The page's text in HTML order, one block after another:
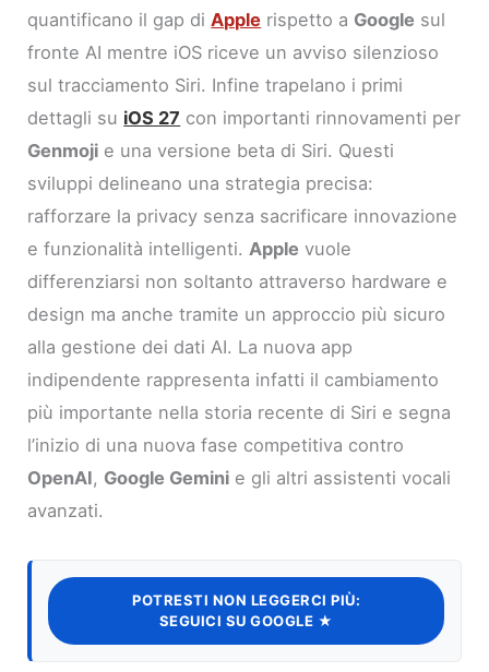
quantificano il gap diApple rispetto a Google sul
fronte AI mentre iOS riceve un avviso silenzioso
sul tracciamento Siri. Infine trapelano i primi
dettagli su iOS 27 con importanti rinnovamenti per
Genmoji e una versione beta di Siri. Questi
sviluppi delineano una strategia precisa:
rafforzare la privacy senza sacrificare innovazione
e funzionalità intelligenti.Apple vuole
differenziarsi non soltanto attraverso hardware e
design ma anche tramite un approccio più sicuro
alla gestione dei dati AI. La nuova app
indipendente rappresenta infatti il cambiamento
più importante nella storia recente di Siri e segna
l’inizio di una nuova fase competitiva contro
OpenAI, Google Gemini e gli altri assistenti vocali
avanzati.
POTRESTI NON LEGGERCI PIÙ:
SEGUICI SU GOOGLE ★